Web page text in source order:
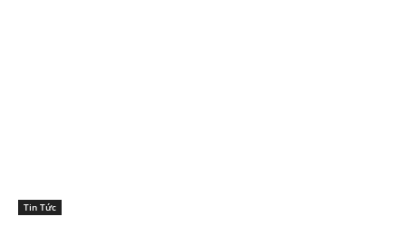
Tin Tức